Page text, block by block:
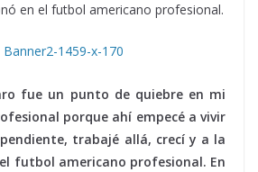
en el futbol americano profesional.
fue un punto de quiebre en mi
porque ahí empecé a vivir
trabajé allá, crecí y a la
futbol americano profesional. En